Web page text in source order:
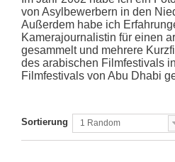
von Asylbewerbern in den
Außerdem habe ich
Kamerajournalistin für einen
gesammelt und mehrere
des arabischen Filmfestivals
Filmfestivals von Abu Dhabi
Sortierung 1 Random